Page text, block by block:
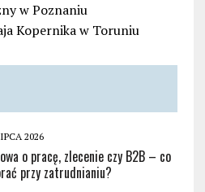
w Poznaniu
Kopernika w Toruniu
2026
o pracę, zlecenie czy B2B – co
przy zatrudnianiu?